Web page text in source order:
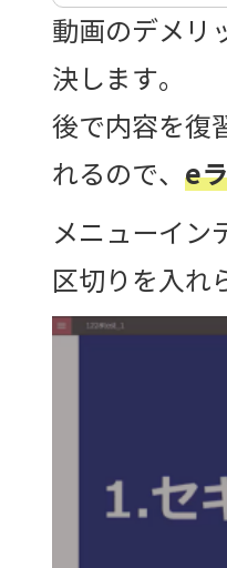
動画のデメリ
決します。
後で内容を復
れるので、 e
メニューイン
区切りを入れ